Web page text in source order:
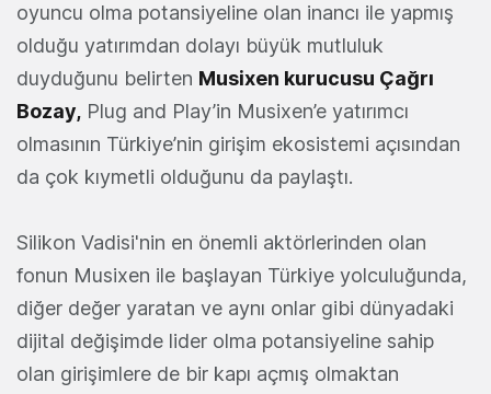
oyuncu olma potansiyeline olan inancı ile yapmış
olduğu yatırımdan dolayı büyük mutluluk
duyduğunu belirten Musixen kurucusu Çağrı
Bozay, Plug and Play’in Musixen’e yatırımcı
olmasının Türkiye’nin girişim ekosistemi açısından
da çok kıymetli olduğunu da paylaştı.
Silikon Vadisi'nin en önemli aktörlerinden olan
fonun Musixen ile başlayan Türkiye yolculuğunda,
diğer değer yaratan ve aynı onlar gibi dünyadaki
dijital değişimde lider olma potansiyeline sahip
olan girişimlere de bir kapı açmış olmaktan